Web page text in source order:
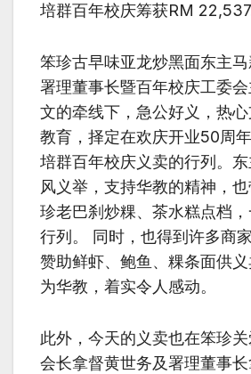
培群百年校庆筹获RM
笨珍古早味亚龙炒黑面东主
署理董事长暨百年校庆工委
文的牵线下，急公好义，热
教育，择定在欢庆开业50周
培群百年校庆义卖的行列。
风义举，支持华教的精神，
珍老巴刹炒粿、茶水糕点档
行列。 同时，也得到许多商
赞助鲜虾、鲍鱼、粿条面供
为华教，着实令人感动。
此外，今天的义卖也在笨珍
会长拿督黄世务及署理董事